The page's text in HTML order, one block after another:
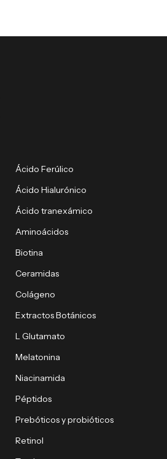
Ácido Ferúlico
Ácido Hialurónico
Ácido tranexámico
Aminoácidos
Biotina
Ceramidas
Colágeno
Extractos Botánicos
L Glutamato
Melatonina
Niacinamida
Péptidos
Prebóticos y probióticos
Retinol